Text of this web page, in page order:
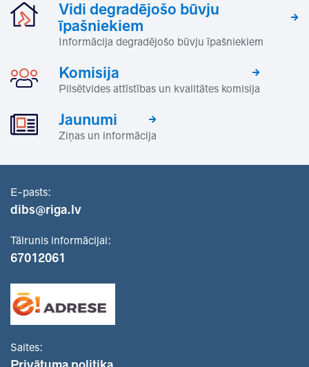
Vidi degradējošo būvju
īpašniekiem
Informācija degradējošo būvju īpašniekiem
Komisija
Pilsētvides attīstības un kvalitātes komisija
Jaunumi
Ziņas un informācija
E-pasts:
dibs@riga.lv
Tālrunis informācijai:
67012061
Saites: